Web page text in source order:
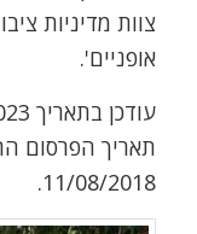
צוות מדיניות
אופניים'.
עודכן בתאריך 9/3/2023.
תאריך הפרסום
11/08/2018.